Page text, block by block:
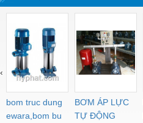
bom truc dung
ewara,bom bu
BƠM ÁP LỰC
TỰ ĐỘNG
‹